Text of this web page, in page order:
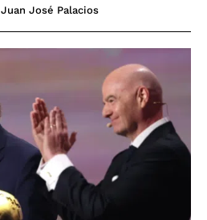
Juan José Palacios